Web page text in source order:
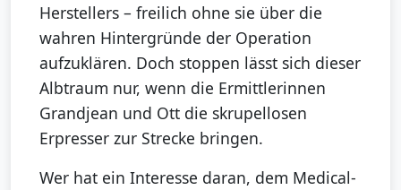
Herstellers – freilich ohne sie über die
wahren Hintergründe der Operation
aufzuklären. Doch stoppen lässt sich dieser
Albtraum nur, wenn die Ermittlerinnen
Grandjean und Ott die skrupellosen
Erpresser zur Strecke bringen.
Wer hat ein Interesse daran, dem Medical-